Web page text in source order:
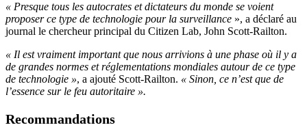
« Presque tous les autocrates et dictateurs du monde se voient
proposer ce type de technologie pour la surveillance », a déclaré au
journal le chercheur principal du Citizen Lab, John Scott-Railton.
« Il est vraiment important que nous arrivions à une phase où il y a
de grandes normes et réglementations mondiales autour de ce type
de technologie », a ajouté Scott-Railton. « Sinon, ce n’est que de
l’essence sur le feu autoritaire ».
Recommandations